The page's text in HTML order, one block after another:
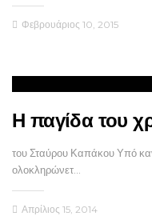
Φεβρουάριος 10, 2015
Η παγίδα του
του Σταύρου Καπάκου Υπό
ολοκληρώνετ…
Απρίλιος 15, 2014